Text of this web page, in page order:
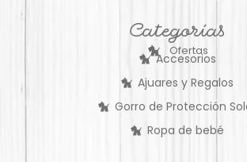
Categorías
Ofertas
Accesorios
Ajuares y Regalos
Gorro de Protección
Ropa de bebé